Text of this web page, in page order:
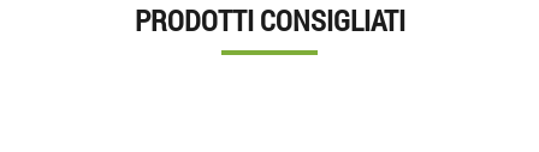
PRODOTTI CONSIGLIATI